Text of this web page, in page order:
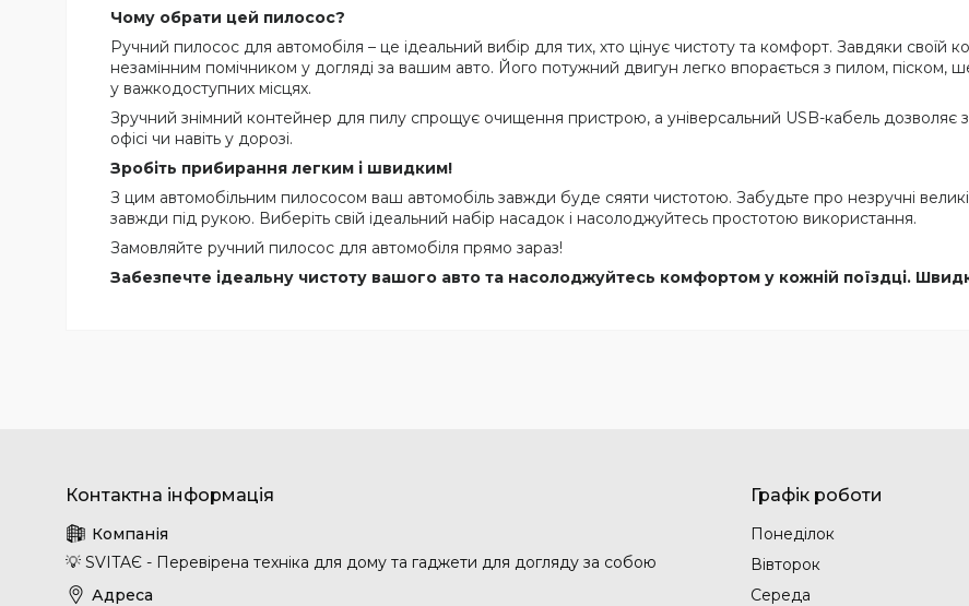
Чому обрати цей пилосос?
Ручний пилосос для автомобіля – це ідеальний вибір для тих, хто цінує чистоту та комфорт. Завдяки своїй
незамінним помічником у догляді за вашим авто. Його потужний двигун легко впорається з пилом, піском,
у важкодоступних місцях.
Зручний знімний контейнер для пилу спрощує очищення пристрою, а універсальний USB-кабель дозволяє
офісі чи навіть у дорозі.
Зробіть прибирання легким і швидким!
З цим автомобільним пилососом ваш автомобіль завжди буде сяяти чистотою. Забудьте про незручні
завжди під рукою. Виберіть свій ідеальний набір насадок і насолоджуйтесь простотою використання.
Замовляйте ручний пилосос для автомобіля прямо зараз!
Забезпечте ідеальну чистоту вашого авто та насолоджуйтесь комфортом у кожній поїздці.
💡 SVITAЄ - Перевірена техніка для дому та гаджети для догляду за собою
Графік роботи
Понеділок
Вівторок
Середа